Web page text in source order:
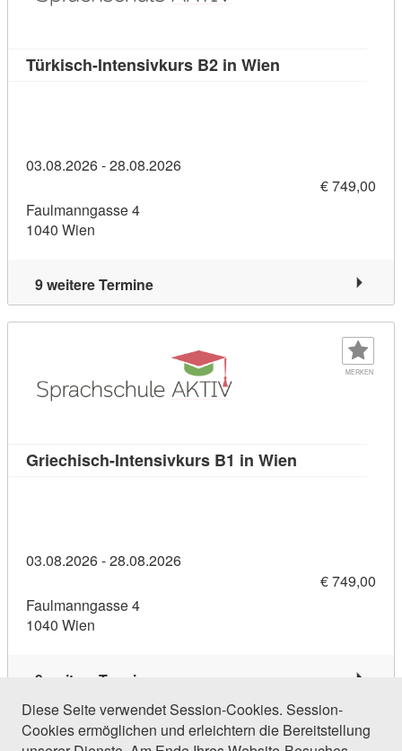
Türkisch-Intensivkurs B2 in Wien
03.08.2026 - 28.08.2026
€ 749,00
Faulmanngasse 4
1040 Wien
9 weitere Termine
MERKEN
Griechisch-Intensivkurs B1 in Wien
03.08.2026 - 28.08.2026
€ 749,00
Faulmanngasse 4
1040 Wien
9 weitere Termine
500 Einträge gefunden (1 von 24)
Diese Seite verwendet Session-Cookies. Session-
Cookies ermöglichen und erleichtern die Bereitstellung